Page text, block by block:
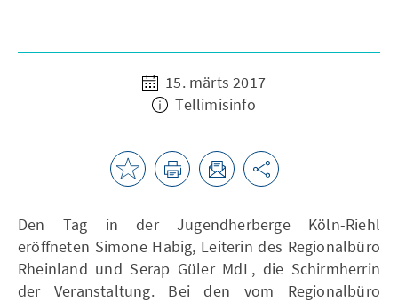
15. märts 2017
Tellimisinfo
Den Tag in der Jugendherberge Köln-Riehl
eröffneten Simone Habig, Leiterin des Regionalbüro
Rheinland und Serap Güler MdL, die Schirmherrin
der Veranstaltung. Bei den vom Regionalbüro